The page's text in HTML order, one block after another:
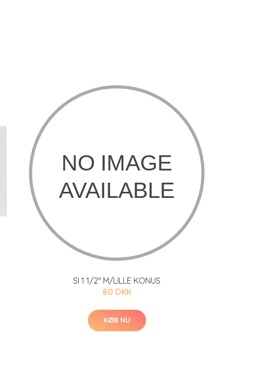
SI 1 1/2" M/LILLE KONUS
80 DKK
KØB NU